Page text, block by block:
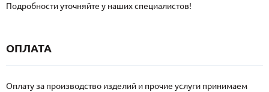
Подробности уточняйте у наших специалистов!
ОПЛАТА
Оплату за производство изделий и прочие услуги принимаем